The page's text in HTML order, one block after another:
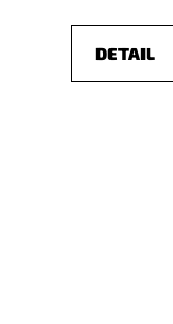
DETAIL